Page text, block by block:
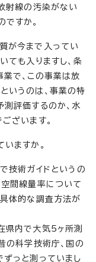
射線の汚染がない
すか。
が今まで入ってい
ても入りますし、条
で、この事業は放
いうのは、事業の特
評価するのか、水
ざいます。
ますか。
技術ガイドというの
空間線量率について
具体的な調査方法が
県内で大気5ヶ所測
の科学技術庁、国の
ずっと測っていまし